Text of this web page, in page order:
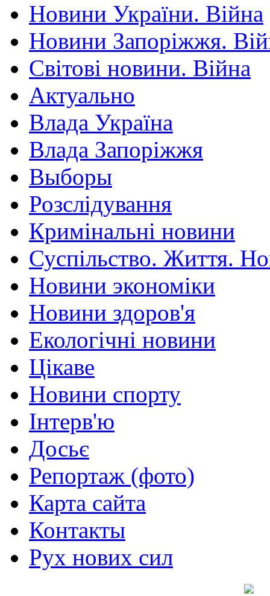
Новини України. Війна
Новини Запоріжжя.
Світові новини. Війна
Актуально
Влада Україна
Влада Запоріжжя
Выборы
Розслідування
Кримінальні новини
Суспільство. Життя.
Новини экономіки
Новини здоров'я
Екологічні новини
Цікаве
Новини спорту
Інтерв'ю
Досьє
Репортаж (фото)
Карта сайта
Контакты
Рух нових сил